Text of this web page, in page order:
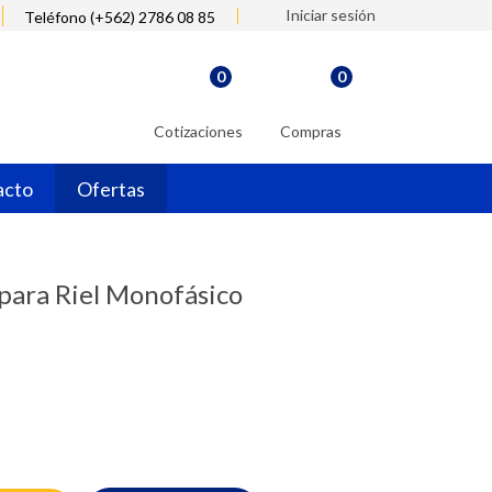
Teléfono (+562) 2786 08 85 Iniciar sesión
Cotizaciones
0
Compras
0
Ofertas
Riel Monofásico